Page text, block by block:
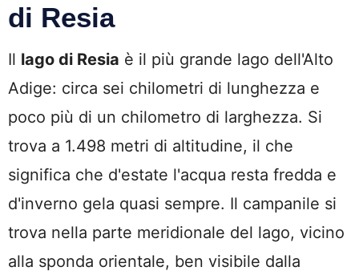
di Resia
Il lago di Resia è il più grande lago dell'Alto
Adige: circa sei chilometri di lunghezza e
poco più di un chilometro di larghezza. Si
trova a 1.498 metri di altitudine, il che
significa che d'estate l'acqua resta fredda e
d'inverno gela quasi sempre. Il campanile si
trova nella parte meridionale del lago, vicino
alla sponda orientale, ben visibile dalla